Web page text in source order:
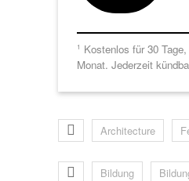
1 Kostenlos für 30
Monat. Jederzeit
Architecture
Bildung